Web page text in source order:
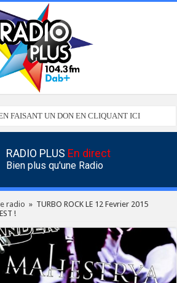
FAISANT UN DON EN CLIQUANT ICI
RADIO PLUS En direct
Bien plus qu'une Radio
radio » TURBO ROCK LE 12 Fevrier 2015
!